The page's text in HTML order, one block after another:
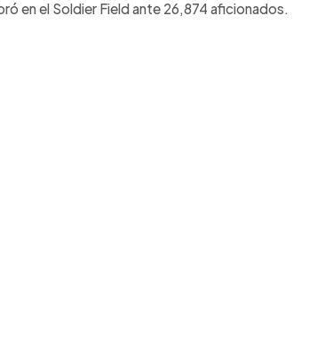
en el Soldier Field ante 26,874 aficionados.